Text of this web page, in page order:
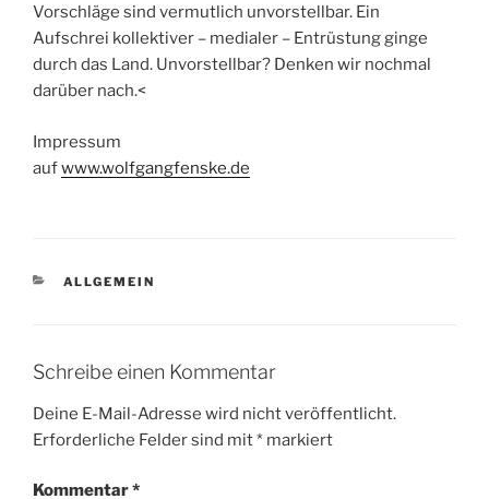
Vorschläge sind vermutlich unvorstellbar. Ein
Aufschrei kollektiver – medialer – Entrüstung ginge
durch das Land. Unvorstellbar? Denken wir nochmal
darüber nach.<
Impressum
aufwww.wolfgangfenske.de
KATEGORIEN
ALLGEMEIN
Schreibe einen Kommentar
Deine E-Mail-Adresse wird nicht veröffentlicht.
Erforderliche Felder sind mit* markiert
Kommentar*